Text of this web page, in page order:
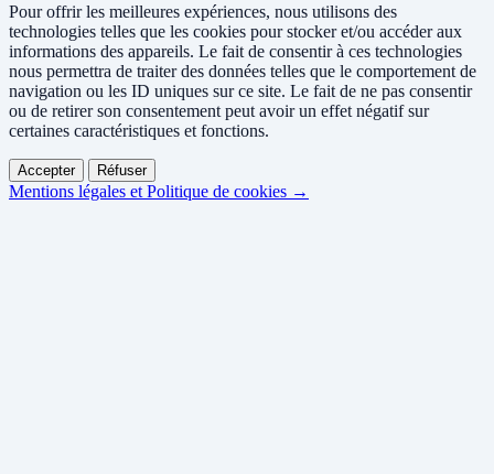
Pour offrir les meilleures expériences, nous utilisons des
technologies telles que les cookies pour stocker et/ou accéder aux
informations des appareils. Le fait de consentir à ces technologies
nous permettra de traiter des données telles que le comportement de
navigation ou les ID uniques sur ce site. Le fait de ne pas consentir
ou de retirer son consentement peut avoir un effet négatif sur
certaines caractéristiques et fonctions.
Accepter Réfuser
Mentions légales et Politique de cookies →